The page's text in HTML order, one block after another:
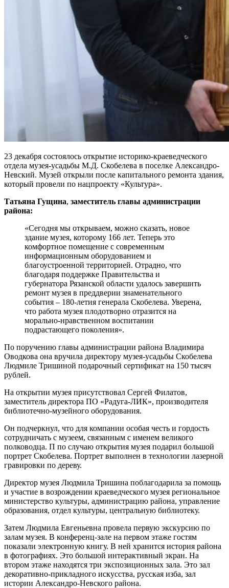
23 декабря состоялось открытие историко-краеведческого
отдела музея-усадьбы М.Д. Скобелева в поселке Александро-
Невский. Музей открыли после капитального ремонта здания,
который провели по нацпроекту «Культура».
Татьяна Гущина, заместитель главы администрации
района:
«Сегодня мы открываем, можно сказать, новое
здание музея, которому 166 лет. Теперь это
комфортное помещение с современным
информационным оборудованием и
благоустроенной территорией. Отрадно, что
благодаря поддержке Правительства и
губернатора Рязанской области удалось завершить
ремонт музея в преддверии знаменательного
события – 180-летия генерала Скобелева. Уверена,
что работа музея плодотворно отразится на
морально-нравственном воспитании
подрастающего поколения».
По поручению главы администрации района Владимира
Оводкова она вручила директору музея-усадьбы Скобелева
Людмиле Тришиной подарочный сертификат на 150 тысяч
рублей.
На открытии музея присутствовал Сергей Филатов,
заместитель директора ПО «Радуга-ЛИК», производителя
библиотечно-музейного оборудования.
Он подчеркнул, что для компании особая честь и гордость
сотрудничать с музеем, связанным с именем великого
полководца. П по случаю открытия музея подарил большой
портрет Скобелева. Портрет выполнен в технологии лазерной
гравировки по дереву.
Директор музея Людмила Тришина поблагодарила за помощь
и участие в возрождении краеведческого музея региональное
министерство культуры, администрацию района, управление
образования, отдел культуры, центральную библиотеку.
Затем Людмила Евгеньевна провела первую экскурсию по
залам музея. В конференц-зале на первом этаже гостям
показали электронную книгу. В ней хранится история района
в фотографиях. Это большой интерактивный экран. На
втором этаже находятся три экспозиционных зала. Это зал
декоративно-прикладного искусства, русская изба, зал
истории Александро-Невского района.